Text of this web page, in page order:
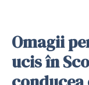
Omagii
ucis în